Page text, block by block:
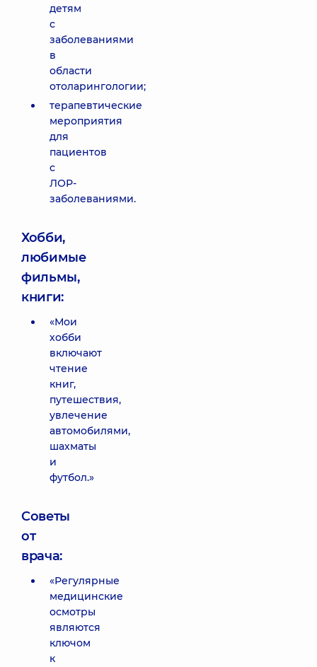
детям
с
заболеваниями
в
области
отоларингологии;
терапевтические
мероприятия
для
пациентов
с
ЛОР-
заболеваниями.
Хобби,
любимые
фильмы,
книги:
«Мои
хобби
включают
чтение
книг,
путешествия,
увлечение
автомобилями,
шахматы
и
футбол.»
Советы
от
врача:
«Регулярные
медицинские
осмотры
являются
ключом
к